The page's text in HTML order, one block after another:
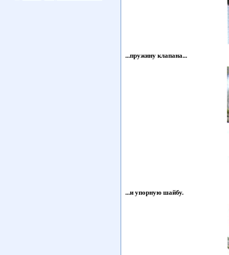
...пружину клапана...
...и упорную шайбу.